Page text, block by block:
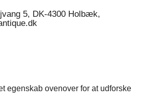
5, DK-4300 Holbæk,
egenskab ovenover for at udforske